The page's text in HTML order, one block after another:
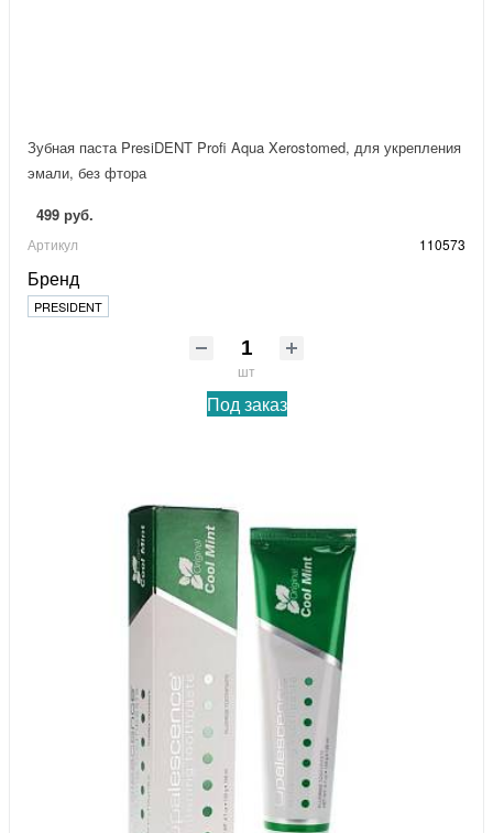
Зубная паста PresiDENT Profi Aqua Xerostomed, для укрепления
эмали, без фтора
499 руб.
Артикул 110573
Бренд
PRESIDENT
шт
Под заказ